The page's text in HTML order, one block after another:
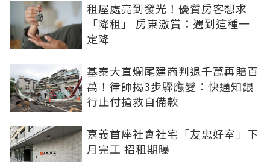
租屋處亮到發光！優質房客想求
「降租」 房東激賞：遇到這種一
定降
基泰大直爛尾建商判退千萬再賠百
萬！律師揭3步驟應變：快通知銀
行止付搶救自備款
嘉義首座社會社宅「友忠好室」下
月完工 招租期曝